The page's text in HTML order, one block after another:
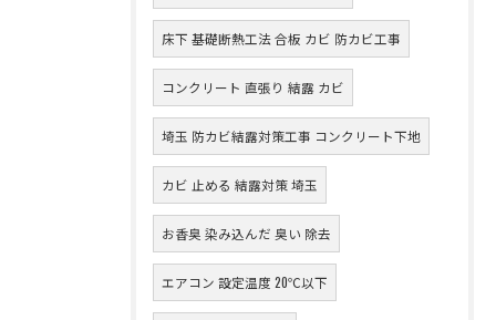
床下 基礎断熱工法 合板 カビ 防カビ工事
コンクリート 直張り 結露 カビ
埼玉 防カビ結露対策工事 コンクリート下地
カビ 止める 結露対策 埼玉
お香臭 染み込んだ 臭い 除去
エアコン 設定温度 20℃以下